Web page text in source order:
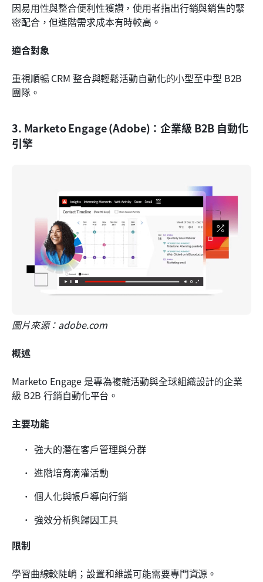
因易用性與整合便利性獲讚，使用者指出行銷與銷售的緊
密配合，但進階需求成本有時較高。
適合對象
重視順暢 CRM 整合與輕鬆活動自動化的小型至中型 B2B
團隊。
3. Marketo Engage (Adobe)：企業級 B2B 自動化
引擎
圖片來源：adobe.com
概述
Marketo Engage 是專為複雜活動與全球組織設計的企業
級 B2B 行銷自動化平台。
主要功能
強大的潛在客戶管理與分群
進階培育滴灌活動
個人化與帳戶導向行銷
強效分析與歸因工具
限制
學習曲線較陡峭；設置和維護可能需要專門資源。